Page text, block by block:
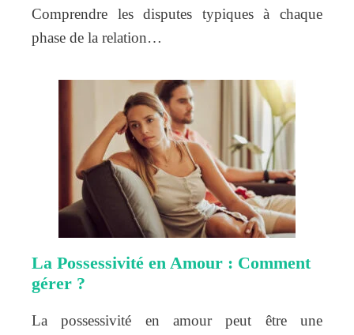
Comprendre les disputes typiques à chaque
phase de la relation…
La Possessivité en Amour : Comment
gérer ?
La possessivité en amour peut être une